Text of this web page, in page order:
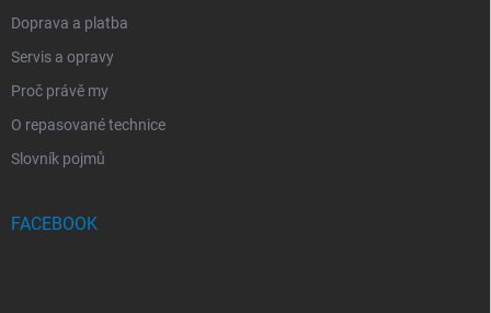
Doprava a platba
Servis a opravy
Proč právě my
O repasované technice
Slovník pojmů
FACEBOOK